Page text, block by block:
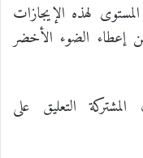
لهذه الإيجازات
إعطاء الضوء الأخضر
التعليق على